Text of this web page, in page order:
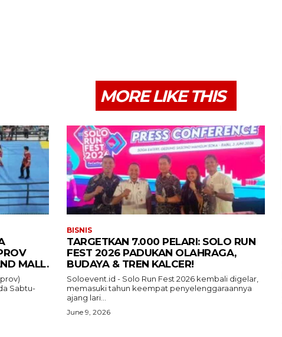
MORE LIKE THIS
MALL.
Sabtu-
BISNIS
TARGETKAN 7.000 PELARI: SOLO RUN
FEST 2026 PADUKAN OLAHRAGA,
BUDAYA & TREN KALCER!
Soloevent.id - Solo Run Fest 2026 kembali digelar,
memasuki tahun keempat penyelenggaraannya
ajang lari...
June 9, 2026